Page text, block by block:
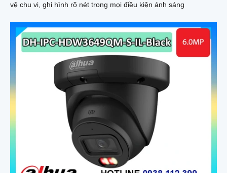
vệ chu vi, ghi hình rõ nét trong mọi điều kiện ánh sáng